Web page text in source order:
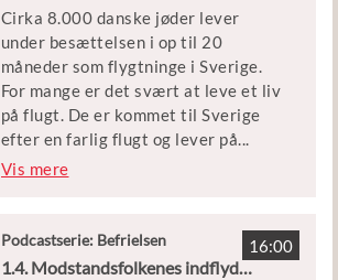
rapport og filmen ’Danmark i lænker’.
Udgivet af Børne- og
Undervisningsministeriet
Og hvordan håndterer de
hjemvendte og deres omgivelser de
voldsomme oplevelser, som de
danske jøder har gennemgået under
krigen?
Episoden er en del af podcastserien
Medvirkende: Allan Falk og
historiker Sofie Lene Bak
Cirka 8.000 danske jøder lever
under besættelsen i op til 20
måneder som flygtninge i Sverige.
For mange er det svært at leve et liv
på flugt. De er kommet til Sverige
efter en farlig flugt og lever på...
tålt ophold som flygtninge. Og
koncentrationslejren
Theresienstadt.
Vis mere
16:00
Podcastserie: Befrielsen
1.4. Modstandsfolkenes indflydelse